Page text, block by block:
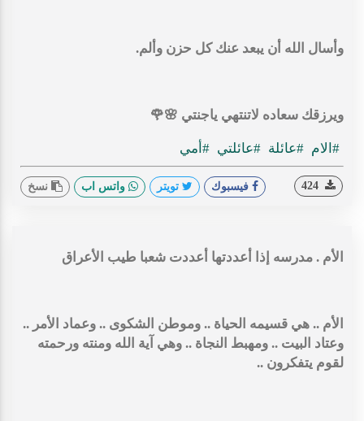
وأسال الله أن يبعد عنك كل حزن وألم.
ويرزقك سعاده لاتنتهي ياجنتي 🌸🌹
#الام #عائلة #عائلتي #أمي
فيسبوك تويتر واتس اب نسخ
الأم . مدرسه إذا أعددتها أعددت شعبا طيب الأعراق
الأم .. هي قسيمه الحياة .. وموطن الشكوى .. وعماد الأمر ..
وعتاد البيت .. ومهبط النجاة .. وهي آية الله ومنته ورحمته
لقوم يتفكرون ..